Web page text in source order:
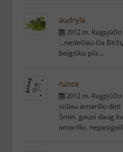
audryla
2012 m. Rugpjūčio
...nedėčiau čia
belgišku pils...
runce
2012 m. Rugpjūčio
siūlau amarillo dėti
5min. gausi daug
amarillo.